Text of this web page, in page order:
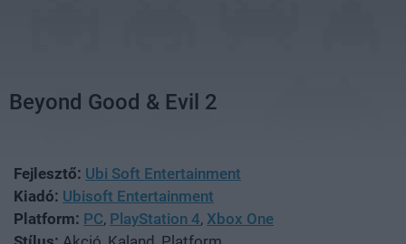
Beyond Good & Evil 2
Fejlesztő: Ubi Soft Entertainment
Kiadó: Ubisoft Entertainment
Platform: PC, PlayStation 4, Xbox One